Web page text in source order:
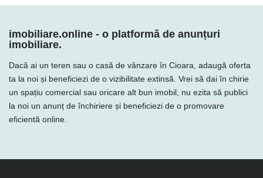
imobiliare.online - o platformă de anunțuri
imobiliare.
Dacă ai un teren sau o casă de vânzare în Cioara, adaugă oferta
ta la noi și beneficiezi de o vizibilitate extinsă. Vrei să dai în chirie
un spațiu comercial sau oricare alt bun imobil, nu ezita să publici
la noi un anunț de închiriere și beneficiezi de o promovare
eficientă online.